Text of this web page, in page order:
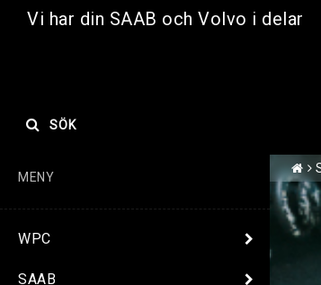
Vi har din SAAB och Volvo i delar
SÖK
MENY
WPC
SAAB